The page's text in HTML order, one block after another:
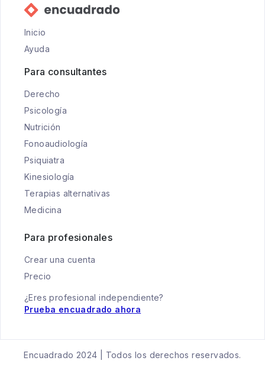
Inicio
Ayuda
Para consultantes
Derecho
Psicología
Nutrición
Fonoaudiología
Psiquiatra
Kinesiología
Terapias alternativas
Medicina
Para profesionales
Crear una cuenta
Precio
¿Eres profesional independiente?
Prueba encuadrado ahora
Encuadrado 2024 | Todos los derechos reservados.